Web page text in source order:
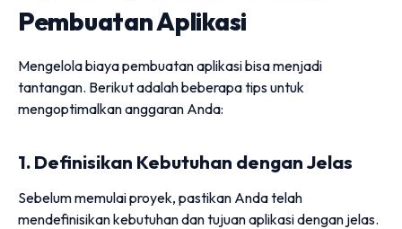
Pembuatan Aplikasi
Mengelola biaya pembuatan aplikasi bisa menjadi
tantangan. Berikut adalah beberapa tips untuk
mengoptimalkan anggaran Anda:
1. Definisikan Kebutuhan dengan Jelas
Sebelum memulai proyek, pastikan Anda telah
mendefinisikan kebutuhan dan tujuan aplikasi dengan jelas.